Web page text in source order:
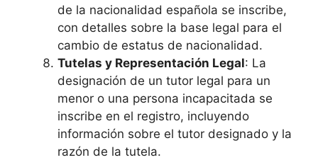
de la nacionalidad española se inscribe,
con detalles sobre la base legal para el
cambio de estatus de nacionalidad.
Tutelas y Representación Legal: La
designación de un tutor legal para un
menor o una persona incapacitada se
inscribe en el registro, incluyendo
información sobre el tutor designado y la
razón de la tutela.